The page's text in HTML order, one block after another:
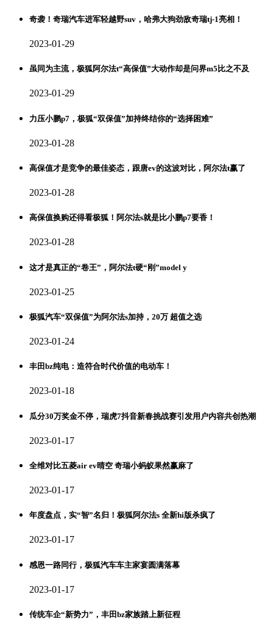
奇袭！奇瑞汽车进军轻越野suv，哈弗大狗劲敌奇瑞tj-1亮相！
2023-01-29
虽同为主流，极狐阿尔法t“高保值”大动作却是问界m5比之不及
2023-01-29
力压小鹏p7，极狐“双保值”加持终结你的“选择困难”
2023-01-28
高保值才是竞争的最佳姿态，跟唐ev的这波对比，阿尔法t赢了
2023-01-28
高保值换购还得看极狐！阿尔法s就是比小鹏p7要香！
2023-01-28
这才是真正的“卷王”，阿尔法t硬“刚”model y
2023-01-25
极狐汽车“双保值”为阿尔法s加持，20万 超值之选
2023-01-24
丰田bz纯电：造符合时代价值的电动车！
2023-01-18
瓜分30万奖金不停，瑞虎7抖音新春挑战赛引发用户内容共创热潮
2023-01-17
全维对比五菱air ev晴空 奇瑞小蚂蚁果然赢麻了
2023-01-17
年度盘点，实“智”名归！极狐阿尔法s 全新hi版杀疯了
2023-01-17
感恩一路同行，极狐汽车车主家宴圆满落幕
2023-01-17
传统车企“新势力”，丰田bz家族踏上新征程